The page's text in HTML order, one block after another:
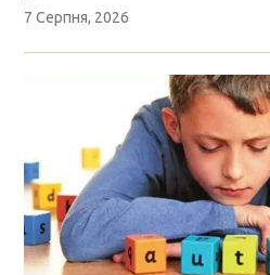
7 Серпня, 2026